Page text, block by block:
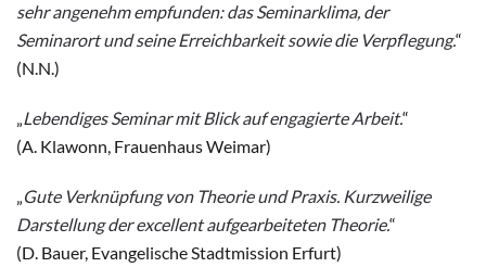
sehr angenehm empfunden: das Seminarklima, der
Seminarort und seine Erreichbarkeit sowie die Verpflegung.“
(N.N.)
„Lebendiges Seminar mit Blick auf engagierte Arbeit.“
(A. Klawonn, Frauenhaus Weimar)
„Gute Verknüpfung von Theorie und Praxis. Kurzweilige
Darstellung der excellent aufgearbeiteten Theorie.“
(D. Bauer, Evangelische Stadtmission Erfurt)